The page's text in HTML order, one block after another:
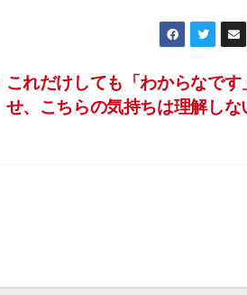
これだけしても「わからなです
せ、こちらの気持ちは理解しな